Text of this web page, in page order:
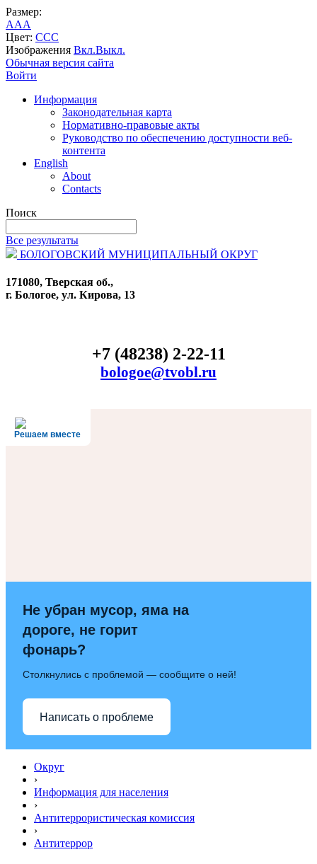
Размер:
AAA
Цвет: CCC
Изображения Вкл.Выкл.
Обычная версия сайта
Войти
Информация
Законодательная карта
Нормативно-правовые акты
Руководство по обеспечению доступности веб-
контента
English
About
Contacts
Поиск
Все результаты
БОЛОГОВСКИЙ МУНИЦИПАЛЬНЫЙ ОКРУГ
171080, Тверская об.,
г. Бологое, ул. Кирова, 13
+7 (48238) 2-22-11
bologoe@tvobl.ru
Решаем вместе
Не убран мусор, яма на
дороге, не горит
фонарь?
Столкнулись с проблемой — сообщите о ней!
Написать о проблеме
Округ
›
Информация для населения
›
Антитеррористическая комиссия
›
Антитеррор